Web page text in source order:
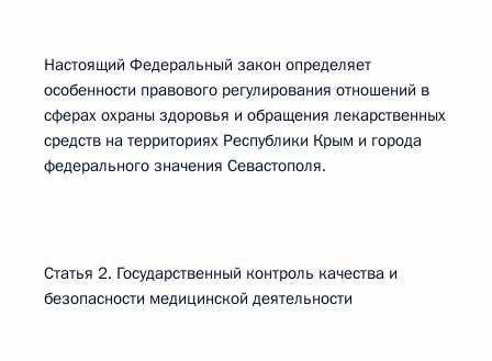
Настоящий Федеральный закон определяет
особенности правового регулирования отношений в
сферах охраны здоровья и обращения лекарственных
средств на территориях Республики Крым и города
федерального значения Севастополя.
Статья 2. Государственный контроль качества и
безопасности медицинской деятельности